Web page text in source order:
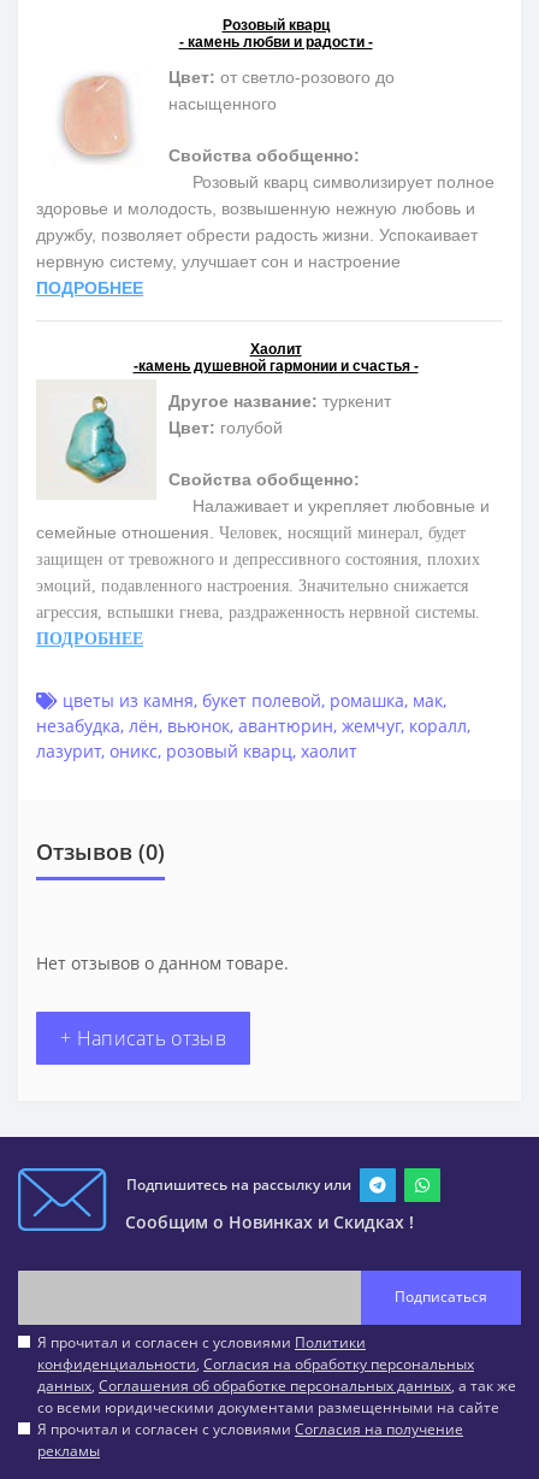
Розовый кварц
- камень любви и радости -
Цвет: от светло-розового до
насыщенного
Свойства обобщенно:
Розовый кварц символизирует полное
здоровье и молодость, возвышенную нежную любовь и
дружбу, позволяет обрести радость жизни. Успокаивает
нервную систему, улучшает сон и настроение
ПОДРОБНЕЕ
Хаолит
-камень душевной гармонии и счастья -
Другое название: туркенит
Цвет: голубой
Свойства обобщенно:
Налаживает и укрепляет любовные и
семейные отношения. Человек, носящий минерал, будет
защищен от тревожного и депрессивного состояния, плохих
эмоций, подавленного настроения. Значительно снижается
агрессия, вспышки гнева, раздраженность нервной системы.
ПОДРОБНЕЕ
цветы из камня, букет полевой, ромашка, мак,
незабудка, лён, вьюнок, авантюрин, жемчуг, коралл,
лазурит, оникс, розовый кварц, хаолит
Отзывов (0)
Нет отзывов о данном товаре.
+ Написать отзыв
Подпишитесь на рассылку или
Сообщим о Новинках и Скидках !
Подписаться
Я прочитал и согласен с условиями Политики
конфиденциальности, Согласия на обработку персональных
данных, Соглашения об обработке персональных данных, а так же
со всеми юридическими документами размещенными на сайте
Я прочитал и согласен с условиями Согласия на получение
рекламы